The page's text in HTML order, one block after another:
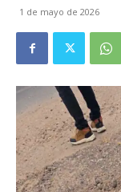
1 de mayo de 2026